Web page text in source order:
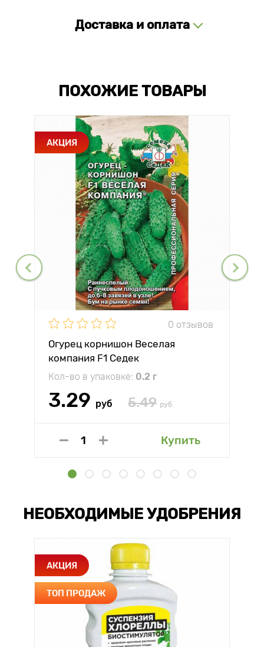
Доставка и оплата
ПОХОЖИЕ ТОВАРЫ
АКЦИЯ
0 отзывов
Огурец корнишон Веселая
компания F1 Седек
Кол-во в упаковке: 0.2 г
3.29 руб 5.49 руб
Купить
НЕОБХОДИМЫЕ УДОБРЕНИЯ
АКЦИЯ
ТОП ПРОДАЖ